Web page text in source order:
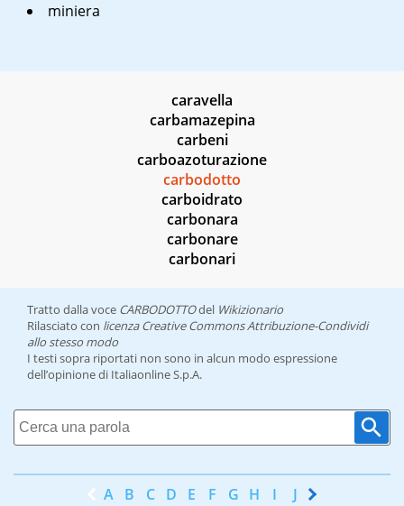
miniera
caravella
carbamazepina
carbeni
carboazoturazione
carbodotto
carboidrato
carbonara
carbonare
carbonari
Tratto dalla voce CARBODOTTOdel Wikizionario
Rilasciato con licenza Creative Commons Attribuzione-Condividi
allo stesso modo
I testi sopra riportati non sono in alcun modo espressione
dell’opinione di Italiaonline S.p.A.
A B C D E F G H I J K